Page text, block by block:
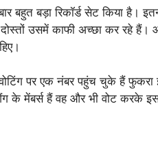
बहुत बड़ा रिकॉर्ड सेट किया है।
दोस्तों उसमें काफी अच्छा कर रहे
वोटिंग पर एक नंबर पहुंच चुके हैं
के मेंबर्स हैं वह और भी वोट करके